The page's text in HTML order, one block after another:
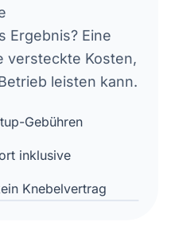
Ergebnis? Eine
versteckte Kosten,
leisten kann.
Gebühren
inklusive
Knebelvertrag